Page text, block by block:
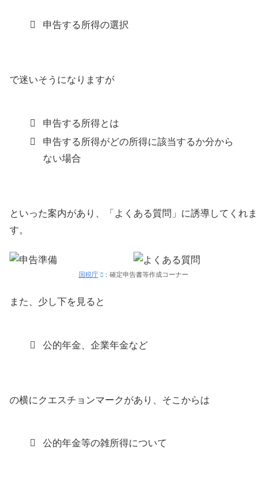
申告する所得の選択
で迷いそうになりますが
申告する所得とは
申告する所得がどの所得に該当するか分から
ない場合
といった案内があり、「よくある質問」に誘導してくれま
す。
国税庁 ：確定申告書等作成コーナー
また、少し下を見ると
公的年金、企業年金など
の横にクエスチョンマークがあり、そこからは
公的年金等の雑所得について